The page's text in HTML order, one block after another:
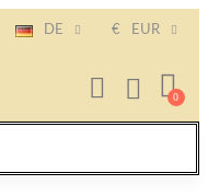
DE € EUR